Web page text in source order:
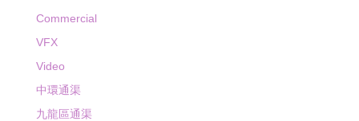
Commercial
VFX
Video
中環通渠
九龍區通渠